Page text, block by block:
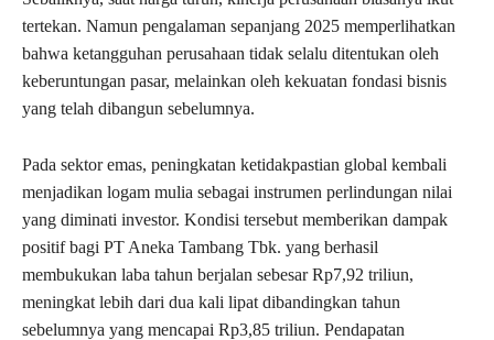
tertekan. Namun pengalaman sepanjang 2025 memperlihatkan
bahwa ketangguhan perusahaan tidak selalu ditentukan oleh
keberuntungan pasar, melainkan oleh kekuatan fondasi bisnis
yang telah dibangun sebelumnya.
Pada sektor emas, peningkatan ketidakpastian global kembali
menjadikan logam mulia sebagai instrumen perlindungan nilai
yang diminati investor. Kondisi tersebut memberikan dampak
positif bagi PT Aneka Tambang Tbk. yang berhasil
membukukan laba tahun berjalan sebesar Rp7,92 triliun,
meningkat lebih dari dua kali lipat dibandingkan tahun
sebelumnya yang mencapai Rp3,85 triliun. Pendapatan